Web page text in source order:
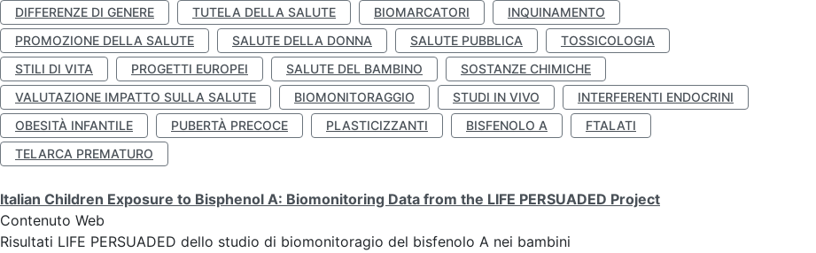
DIFFERENZE DI GENERE
TUTELA DELLA SALUTE BIOMARCATORI
INQUINAMENTO
PROMOZIONE DELLA SALUTE
SALUTE DELLA DONNA SALUTE PUBBLICA
TOSSICOLOGIA
STILI DI VITA
PROGETTI EUROPEI SALUTE DEL BAMBINO
SOSTANZE CHIMICHE
VALUTAZIONE IMPATTO SULLA SALUTE
BIOMONITORAGGIO STUDI IN VIVO
INTERFERENTI ENDOCRINI
OBESITÀ INFANTILE
PUBERTÀ PRECOCE PLASTICIZZANTI BISFENOLO A
FTALATI
TELARCA PREMATURO
Italian Children Exposure to Bisphenol A: Biomonitoring Data from the LIFE PERSUADED Project
Contenuto Web
Risultati LIFE PERSUADED dello studio di biomonitoragio del bisfenolo A nei bambini